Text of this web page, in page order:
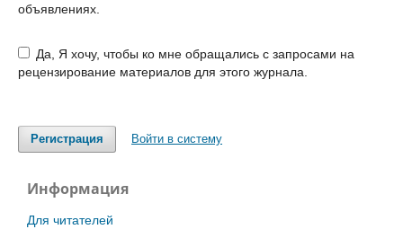
объявлениях.
рецензирование материалов для этого журнала.
Регистрация Войти в систему
Информация
Для читателей